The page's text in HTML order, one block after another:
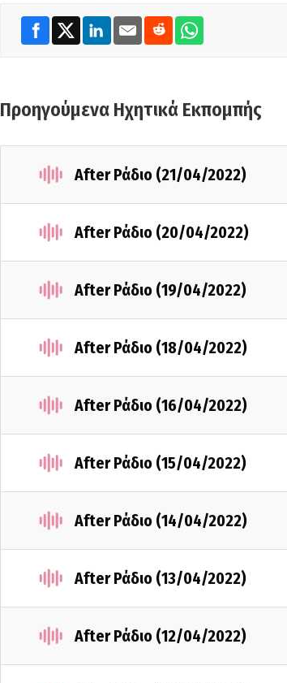
Προηγούμενα Ηχητικά Εκπομπής
After Ράδιο (21/04/2022)
After Ράδιο (20/04/2022)
After Ράδιο (19/04/2022)
After Ράδιο (18/04/2022)
After Ράδιο (16/04/2022)
After Ράδιο (15/04/2022)
After Ράδιο (14/04/2022)
After Ράδιο (13/04/2022)
After Ράδιο (12/04/2022)